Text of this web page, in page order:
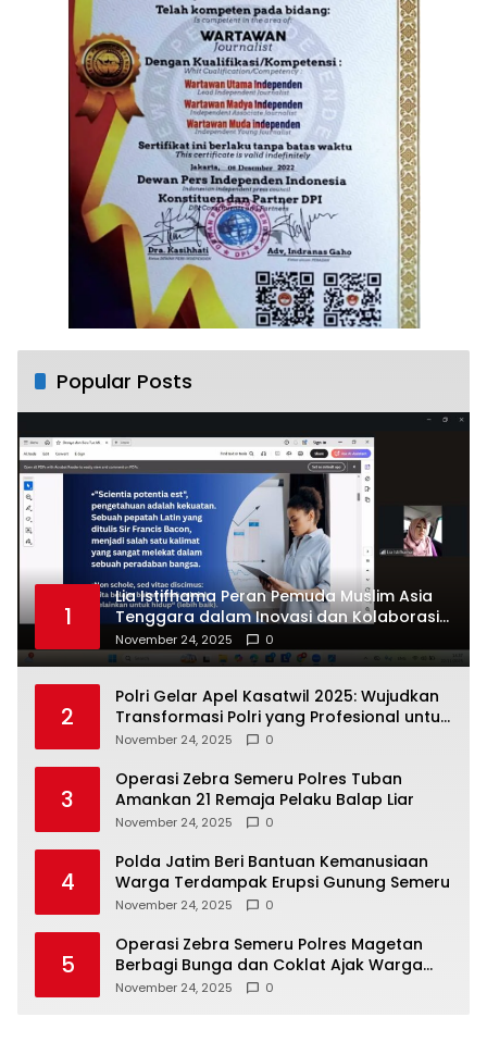
Popular Posts
1
Lia Istifhama Peran Pemuda Muslim Asia
Tenggara dalam Inovasi dan Kolaborasi
Internasional
November 24, 2025 0
2
Polri Gelar Apel Kasatwil 2025: Wujudkan
Transformasi Polri yang Profesional untuk
Masyarakat
November 24, 2025 0
3
Operasi Zebra Semeru Polres Tuban
Amankan 21 Remaja Pelaku Balap Liar
November 24, 2025 0
4
Polda Jatim Beri Bantuan Kemanusiaan
Warga Terdampak Erupsi Gunung Semeru
November 24, 2025 0
5
Operasi Zebra Semeru Polres Magetan
Berbagi Bunga dan Coklat Ajak Warga
Tertib Lalin
November 24, 2025 0